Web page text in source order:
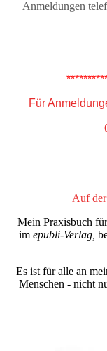
Anmeldungen
Für
Auf der
Mein Praxisbuch
im epubli-Verlag,
Es ist für alle an
Menschen - nicht